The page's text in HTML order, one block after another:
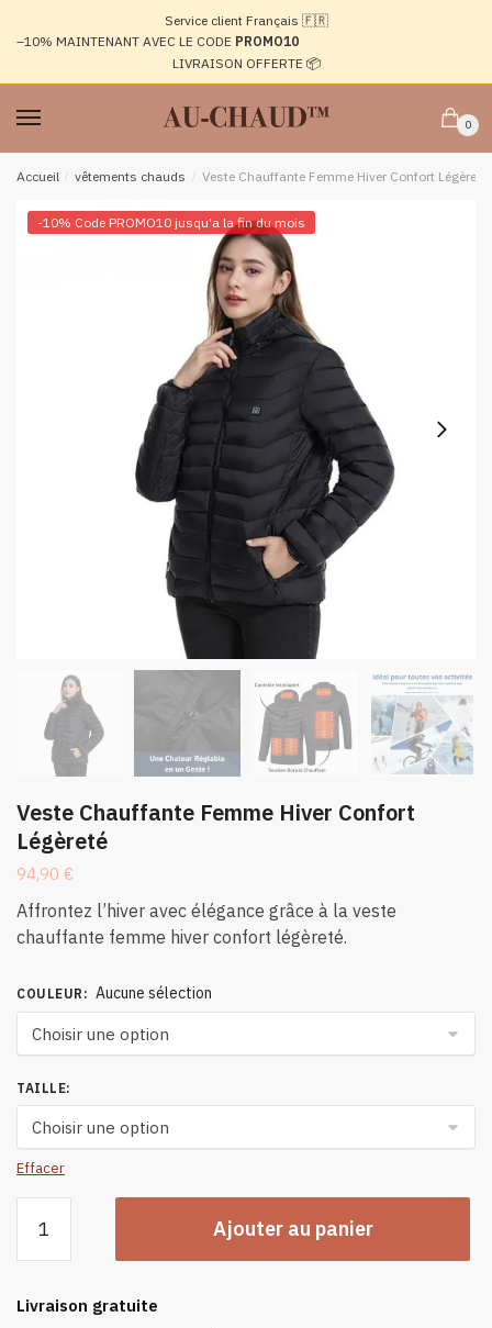
navigation
Service client Français 🇫🇷
–10% MAINTENANT AVEC LE CODE PROMO10
LIVRAISON OFFERTE 📦
0
Accueil / vêtements chauds / Veste Chauffante Femme Hiver Confort Légèreté
-10% Code PROMO10 jusqu'a la fin du mois
Veste Chauffante Femme Hiver Confort
Légèreté
94,90 €
Affrontez l’hiver avec élégance grâce à la veste
chauffante femme hiver confort légèreté.
COULEUR : Aucune sélection
TAILLE:
Effacer
Veste
Femme
Ajouter au panier
Livraison gratuite